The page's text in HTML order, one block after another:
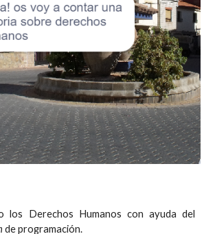
los Derechos Humanos con ayuda del
de programación.